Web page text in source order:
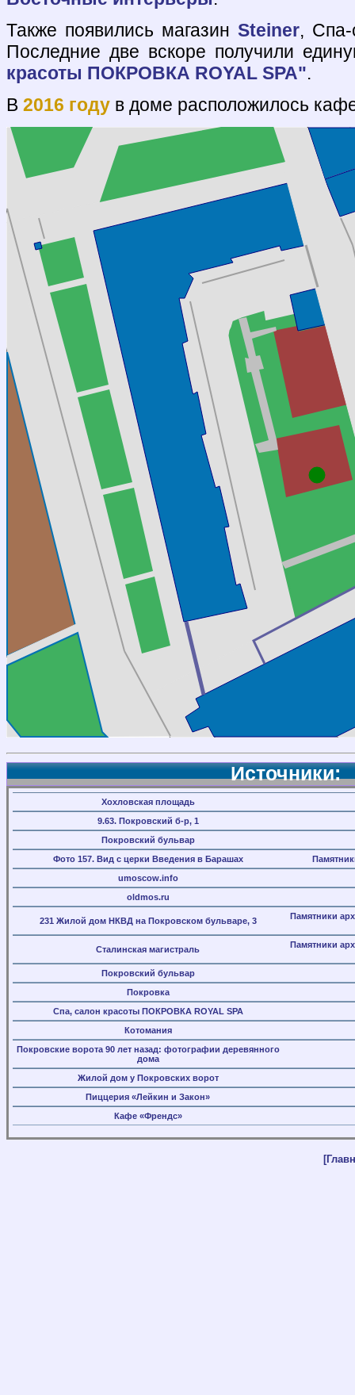
Также появились магазин Steiner,
Последние две вскоре получили
красоты ПОКРОВКА ROYAL SPA".
В 2016 годув доме расположилось
Источники:
Хохловская площадь
9.63. Покровский б-р, 1
Покровский бульвар
Фото 157. Вид с церки Введения в Барашах
umoscow.info
oldmos.ru
231 Жилой дом НКВД на Покровском бульваре, 3 Памятники
Сталинская магистраль Памятники
Покровский бульвар
Покровка
Спа, салон красоты ПОКРОВКА ROYAL SPA
Котомания
Покровские ворота 90 лет назад: фотографии деревянного
дома
Жилой дом у Покровских ворот
Пиццерия «Лейкин и Закон»
Кафе «Френдс»